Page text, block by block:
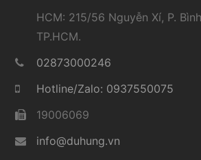
HCM: 215/56 Nguyễn Xí, P.
TP.HCM.
02873000246
Hotline/Zalo: 0937550075
19006069
info@duhung.vn